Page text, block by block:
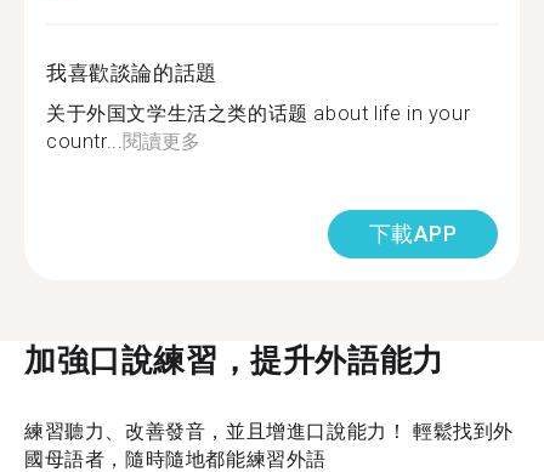
我喜歡談論的話題
关于外国文学生活之类的话题 about life in your
countr... 閱讀更多
下載APP
加強口說練習，提升外語能力
練習聽力、改善發音，並且增進口說能力！ 輕鬆找到外
國母語者，隨時隨地都能練習外語